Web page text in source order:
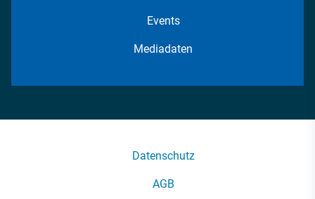
Events
Mediadaten
Datenschutz
AGB